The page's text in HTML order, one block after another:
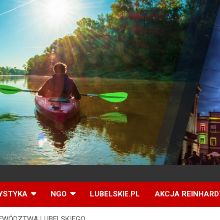
NGO LUBELSKIE.PL AKCJA